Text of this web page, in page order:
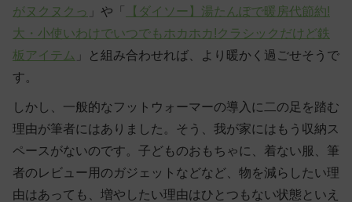
がヌクヌクっ 」や「
【ダイソー】湯たんぽで暖房代節約!
大・小使いわけでいつでもホカホカ!クラシックだけど鉄
板アイテム 」と組み合わせれば、より暖かく過ごせそうで
す。
しかし、一般的なフットウォーマーの導入に二の足を踏む
理由が筆者にはありました。そう、我が家にはもう収納ス
ペースがないのです。子どものおもちゃに、着ない服、筆
者のレビュー用のガジェットなどなど、物を減らしたい理
由はあっても、増やしたい理由はひとつもない状態といえ